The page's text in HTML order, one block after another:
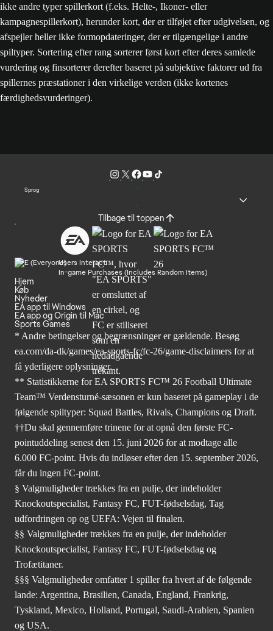
ikke andre typer spillerkort (f.eks. Helte-, Ikoner- eller
kampagnespillerkort), herunder kort, der er tilføjet efter udgivelsen, og
afspejler heller ikke formopdateringer, der er tilgængelige i andre
spiltyper. Sortering efter rang sorterer først kort efter deres samlede
vurdering og finsorterer derefter baseret på subjektive faktorer ud fra
spillernes præstationer i den virkelige verden (ikke kortenes
færdighedsvurderinger).
Sprog
Tilbage til toppen
Users Interact
In-game Purchases (Includes Random Items)
Hjem
Køb
Nyheder
EA app til Windows
EA app og Origin til Mac
Sports Games
* Andre betingelser og begrænsninger er gældende. Besøg
ea.com/da-dk/games/ea-sports-fc/fc-26/game-disclaimers for at
få yderligere oplysninger.
** Statistikkerne for EA SPORTS FC™ 26 Football Ultimate
Team™ Verdensturné-sæsonen er kun baseret på gameplay i de
følgende spiltyper: Squad Battles, Rivals, Champions og Draft.
††Du skal gennemføre trinene for at opnå den første FC-
pointuddeling senest den 15. juni 2026 for at modtage alle
6.000 FC-point. Hvis du indløser efter den 15. september 2026,
får du ingen FC-point.
§ Valgmuligheder trækkes fra en pulje, der indeholder
Knockoutspecialist, Fantasy FC, FUT-fødselsdag, Tag
udfordringen op og UEFA: Vejen til finalen.
§§ Valgmuligheder trækkes fra en pulje, der indeholder
Knockoutspecialist, Fantasy FC, FUT-fødselsdag og
Trofætitaner.
§§§ Valgmuligheder omfatter 1 spiller fra hvert af de følgende
lande: Argentina, Brasilien, Canada, England, Frankrig,
Tyskland, Mexico, Holland, Portugal, Saudi-Arabien, Spanien
og USA.